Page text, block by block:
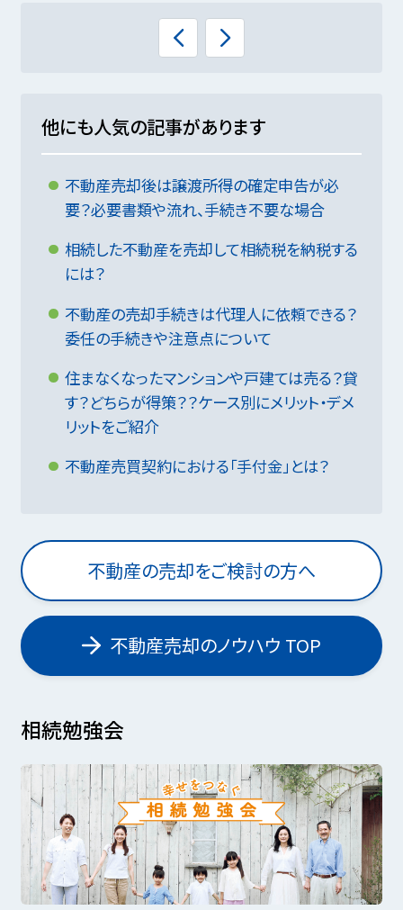
他にも人気の記事があります
不動産売却後は譲渡所得の確定申告が必
要？必要書類や流れ、手続き不要な場合
相続した不動産を売却して相続税を納税する
には？
不動産の売却手続きは代理人に依頼できる？
委任の手続きや注意点について
住まなくなったマンションや戸建ては売る？貸
す？どちらが得策？？ケース別にメリット・デメ
リットをご紹介
不動産売買契約における「手付金」とは？
不動産の売却をご検討の方へ
不動産売却のノウハウ TOP
相続勉強会